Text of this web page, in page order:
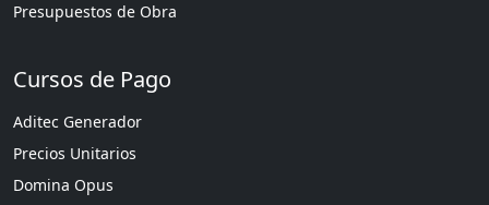
Presupuestos de Obra
Cursos de Pago
Aditec Generador
Precios Unitarios
Domina Opus